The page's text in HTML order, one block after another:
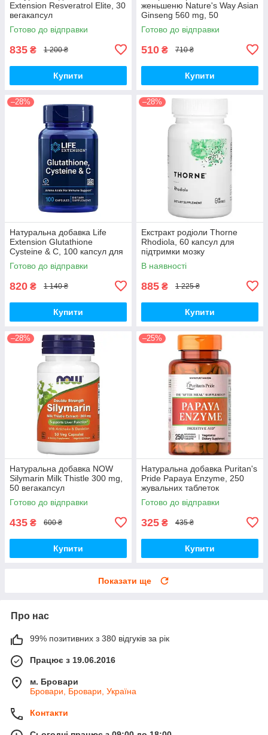
Extension Resveratrol Elite, 30
вегакапсул
Готово до відправки
835 ₴ 1 200 ₴
Купити
женьшеню Nature's Way Asian
Ginseng 560 mg, 50
вегакапсул для підвищення
життєвого тонусу
Готово до відправки
510 ₴ 710 ₴
Купити
–28%
Натуральна добавка Life
Extension Glutathione
Cysteine & C, 100 капсул для
підтримки імунної системи
Готово до відправки
820 ₴ 1 140 ₴
Купити
–28%
Екстракт родіоли Thorne
Rhodiola, 60 капсул для
підтримки мозку
В наявності
885 ₴ 1 225 ₴
Купити
–28%
Натуральна добавка NOW
Silymarin Milk Thistle 300 mg,
50 вегакапсул
Готово до відправки
435 ₴ 600 ₴
Купити
–25%
Натуральна добавка Puritan's
Pride Papaya Enzyme, 250
жувальних таблеток
Готово до відправки
325 ₴ 435 ₴
Купити
Показати ще
Про нас
99% позитивних з 380 відгуків за рік
Працює з 19.06.2016
м. Бровари
Бровари, Бровари, Україна
Контакти